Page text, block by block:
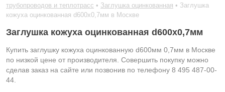
трубопроводов и теплотрасс
Заглушка оцинкованная
Заглушка
кожуха оцинкованная d600х0,7мм в Москве
Заглушка кожуха оцинкованная d600х0,7мм
Купить заглушку кожуха оцинкованную d600мм 0,7мм в Москве
по низкой цене от производителя. Совершить покупку можно
сделав заказ на сайте или позвонив по телефону 8 495 487-00-
44.